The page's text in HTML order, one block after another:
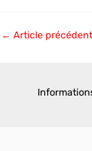
← Article précédent